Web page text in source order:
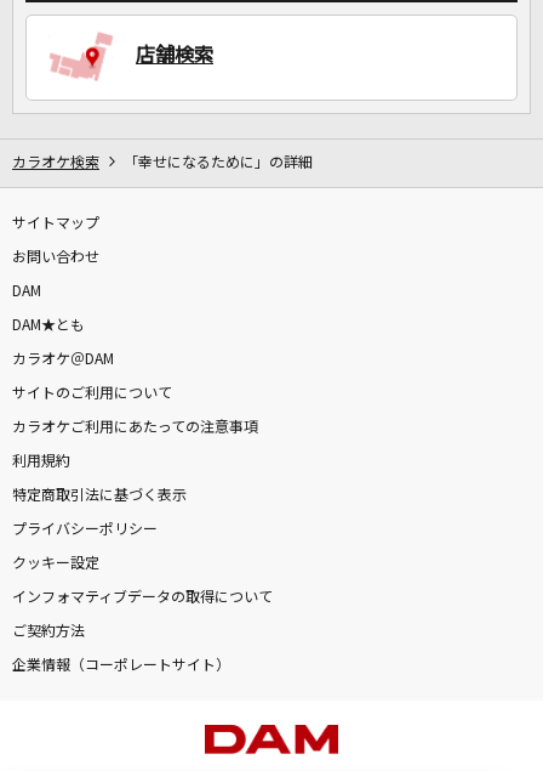
店舗検索
カラオケ検索 「幸せになるために」の詳細
サイトマップ
お問い合わせ
DAM
DAM★とも
カラオケ＠DAM
サイトのご利用について
カラオケご利用にあたっての注意事項
利用規約
特定商取引法に基づく表示
プライバシーポリシー
クッキー設定
インフォマティブデータの取得について
ご契約方法
企業情報（コーポレートサイト）